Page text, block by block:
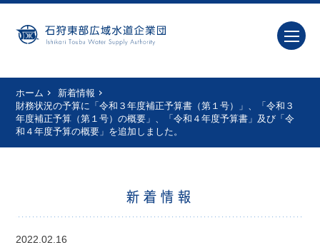
ホーム
新着情報
財務状況の予算に「令和３年度補正予算書（第１号）」、「令和３
年度補正予算（第１号）の概要」、「令和４年度予算書」及び「令
和４年度予算の概要」を追加しました。
新着情報
2022.02.16